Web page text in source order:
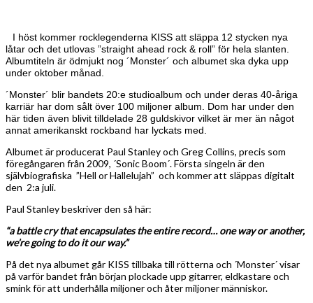
I höst kommer rocklegenderna KISS att släppa 12 stycken nya
låtar och det utlovas ”straight ahead rock & roll” för hela slanten.
Albumtiteln är ödmjukt nog ´Monster´ och albumet ska dyka upp
under oktober månad.
´Monster´ blir bandets 20:e studioalbum och under deras 40-åriga
karriär har dom sålt över 100 miljoner album. Dom har under den
här tiden även blivit tilldelade 28 guldskivor vilket är mer än något
annat amerikanskt rockband har lyckats med.
Albumet är producerat Paul Stanley och Greg Collins, precis som
föregångaren från 2009, ´Sonic Boom´. Första singeln är den
självbiografiska ”Hell or Hallelujah” och kommer att släppas digitalt
den 2:a juli.
Paul Stanley beskriver den så här:
“a battle cry that encapsulates the entire record… one way or another,
we’re going to do it our way.”
På det nya albumet går KISS tillbaka till rötterna och ´Monster´ visar
på varför bandet från början plockade upp gitarrer, eldkastare och
smink för att underhålla miljoner och åter miljoner människor.